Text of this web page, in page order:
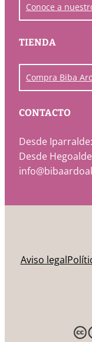
Conoce a
TIENDA
Compra Biba
CONTACTO
Desde
Desde
Aviso legal